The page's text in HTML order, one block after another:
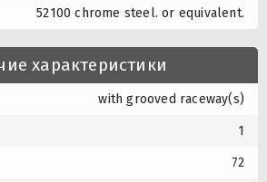
52100 chrome steel. or equivalent.
характеристики
with grooved raceway(s)
1
72